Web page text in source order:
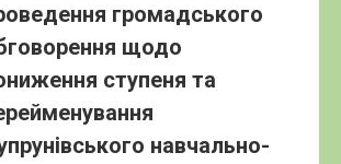
громадського
щодо
ступеня та
навчально-